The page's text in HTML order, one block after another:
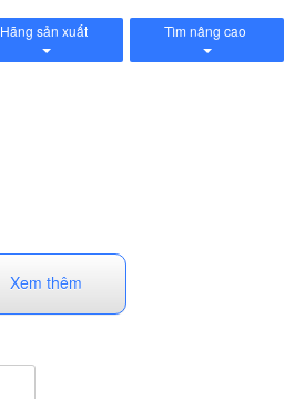
Hãng sản xuất Tìm nâng cao
Xem thêm